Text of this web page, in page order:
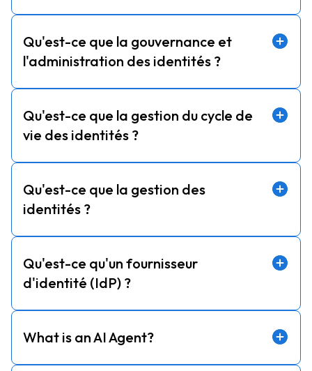
Qu'est-ce que la gouvernance et
l'administration des identités ?
Qu'est-ce que la gestion du cycle de
vie des identités ?
Qu'est-ce que la gestion des
identités ?
Qu'est-ce qu'un fournisseur
d'identité (IdP) ?
What is an AI Agent?